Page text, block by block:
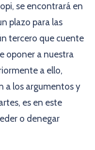
se encontrará en
plazo para las
tercero que cuente
oponer a nuestra
a ello,
a los argumentos y
es en este
o denegar